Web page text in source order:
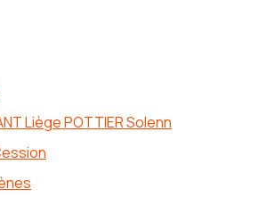
Liège POTTIER Solenn